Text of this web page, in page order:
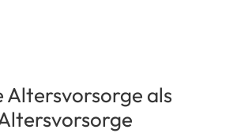
Altersvorsorge als